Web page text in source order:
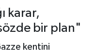
karar,
bir plan"
kentini